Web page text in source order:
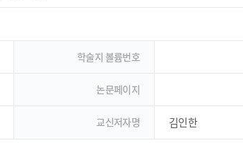
학술지 볼륨번호
논문페이지
교신저자명 김인한